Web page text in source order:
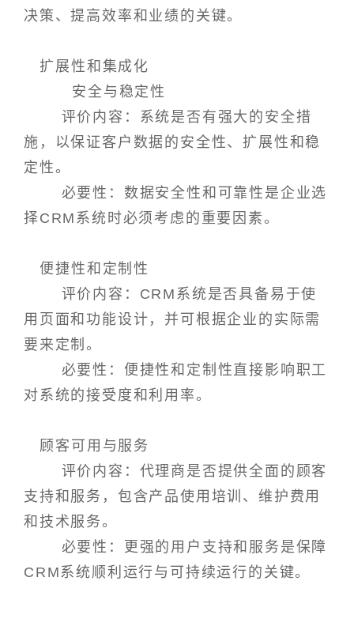
决策、提高效率和业绩的关键。
扩展性和集成化
安全与稳定性
评价内容：系统是否有强大的安全措
施，以保证客户数据的安全性、扩展性和稳
定性。
必要性：数据安全性和可靠性是企业选
择CRM系统时必须考虑的重要因素。
便捷性和定制性
评价内容：CRM系统是否具备易于使
用页面和功能设计，并可根据企业的实际需
要来定制。
必要性：便捷性和定制性直接影响职工
对系统的接受度和利用率。
顾客可用与服务
评价内容：代理商是否提供全面的顾客
支持和服务，包含产品使用培训、维护费用
和技术服务。
必要性：更强的用户支持和服务是保障
CRM系统顺利运行与可持续运行的关键。